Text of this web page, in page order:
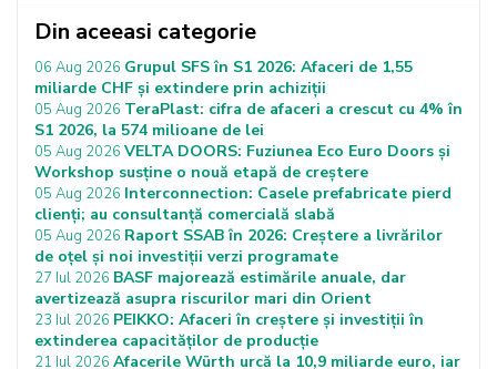
Din aceeasi categorie
06 Aug 2026 Grupul SFS în S1 2026: Afaceri de 1,55
miliarde CHF și extindere prin achiziții
05 Aug 2026 TeraPlast: cifra de afaceri a crescut cu 4% în
S1 2026, la 574 milioane de lei
05 Aug 2026 VELTA DOORS: Fuziunea Eco Euro Doors și
Workshop susține o nouă etapă de creștere
05 Aug 2026 Interconnection: Casele prefabricate pierd
clienți; au consultanță comercială slabă
05 Aug 2026 Raport SSAB în 2026: Creștere a livrărilor
de oțel și noi investiții verzi programate
27 Iul 2026 BASF majorează estimările anuale, dar
avertizează asupra riscurilor mari din Orient
23 Iul 2026 PEIKKO: Afaceri în creștere și investiții în
extinderea capacităților de producție
21 Iul 2026 Afacerile Würth urcă la 10,9 miliarde euro, iar